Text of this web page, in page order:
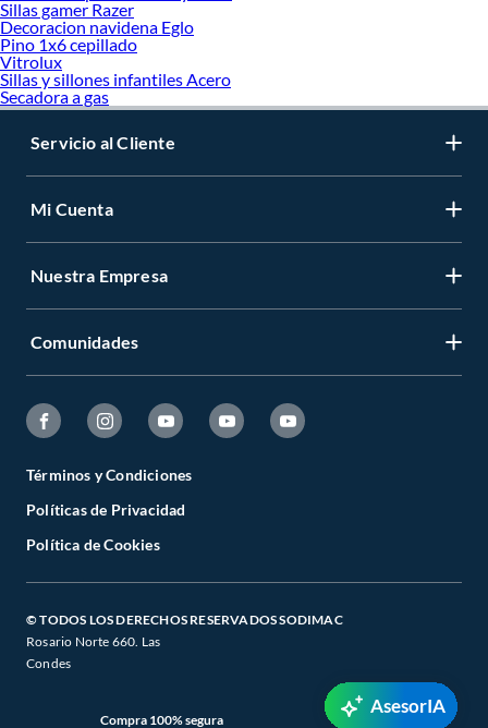
Sillas gamer Razer
Decoracion navidena Eglo
Pino 1x6 cepillado
Vitrolux
Sillas y sillones infantiles Acero
Secadora a gas
Servicio al Cliente
Mi Cuenta
Nuestra Empresa
Comunidades
Términos y Condiciones
Políticas de Privacidad
Política de Cookies
© TODOS LOS DERECHOS RESERVADOS SODIMAC
Rosario Norte 660. Las
Condes
Compra 100% segura
AsesorIA